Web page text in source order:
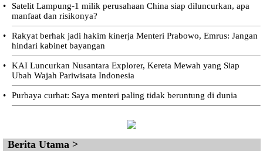
•
Satelit Lampung-1 milik perusahaan China siap diluncurkan, apa
manfaat dan risikonya?
•
Rakyat berhak jadi hakim kinerja Menteri Prabowo, Emrus: Jangan
hindari kabinet bayangan
•
KAI Luncurkan Nusantara Explorer, Kereta Mewah yang Siap
Ubah Wajah Pariwisata Indonesia
• Purbaya curhat: Saya menteri paling tidak beruntung di dunia
Berita Utama >